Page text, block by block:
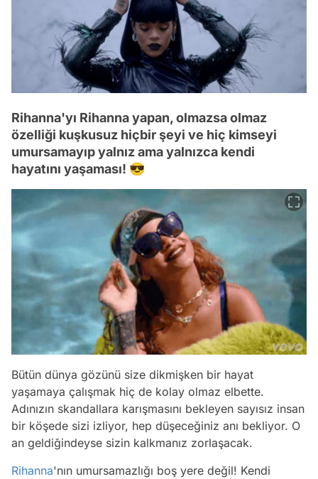
Rihanna'yı Rihanna yapan, olmazsa olmaz
özelliği kuşkusuz hiçbir şeyi ve hiç kimseyi
umursamayıp yalnız ama yalnızca kendi
hayatını yaşaması! 😎
Bütün dünya gözünü size dikmişken bir hayat
yaşamaya çalışmak hiç de kolay olmaz elbette.
Adınızın skandallara karışmasını bekleyen sayısız insan
bir köşede sizi izliyor, hep düşeceğiniz anı bekliyor. O
an geldiğindeyse sizin kalkmanız zorlaşacak.
Rihanna'nın umursamazlığı boş yere değil! Kendi